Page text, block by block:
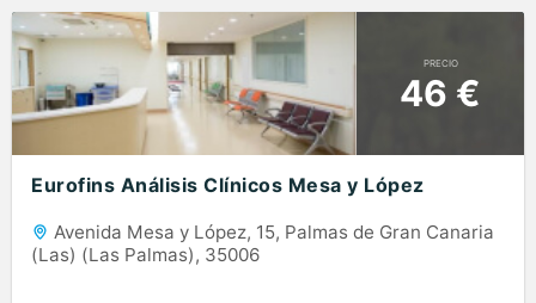
PRECIO
46 €
Eurofins Análisis Clínicos Mesa y López
Avenida Mesa y López, 15, Palmas de Gran Canaria
(Las) (Las Palmas), 35006